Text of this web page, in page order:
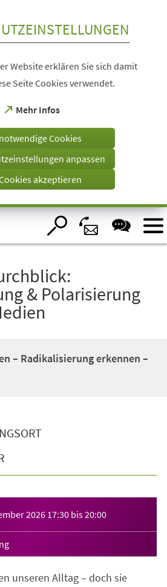
Website erklären Sie sich damit
Seite Cookies verwendet.
Mehr Infos
(Öffnet
einem
Tab)
Cookies
anpassen
akzeptieren
& Polarisierung
– Radikalisierung erkennen –
2026 17:30 bis20:00
unseren Alltag – doch sie